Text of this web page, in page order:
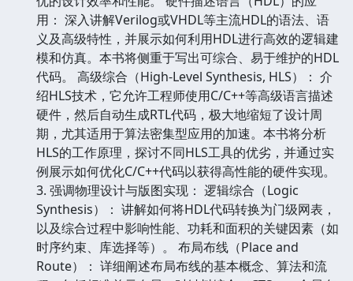
用： 深入讲解Verilog或VHDL等主流HDL的语法、语
义及高级特性，并展示如何利用HDL进行高效的逻辑建
模和仿真。本书将侧重于写出可综合、易于维护的HDL
代码。 高级综合（High-Level Synthesis, HLS）： 介
绍HLS技术，它允许工程师使用C/C++等高级语言描述
硬件，然后自动生成RTL代码，极大地缩短了设计周
期，尤其适用于算法密集型应用的加速。本书将分析
HLS的工作原理，探讨不同HLS工具的优劣，并通过实
例展示如何优化C/C++代码以获得高性能的硬件实现。
3. 强调物理设计与版图实现： 逻辑综合（Logic
Synthesis）： 讲解如何将HDL代码转换为门级网表，
以及综合过程中影响性能、功耗和面积的关键因素（如
时序约束、库选择等）。 布局布线（Place and
Route）： 详细阐述布局布线的基本概念、算法和流